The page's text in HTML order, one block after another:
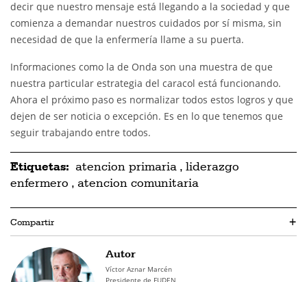
decir que nuestro mensaje está llegando a la sociedad y que
comienza a demandar nuestros cuidados por sí misma, sin
necesidad de que la enfermería llame a su puerta.
Informaciones como la de Onda son una muestra de que
nuestra particular estrategia del caracol está funcionando.
Ahora el próximo paso es normalizar todos estos logros y que
dejen de ser noticia o excepción. Es en lo que tenemos que
seguir trabajando entre todos.
Etiquetas: atencion primaria , liderazgo
enfermero , atencion comunitaria
Compartir +
Autor
Víctor Aznar Marcén
Presidente de FUDEN